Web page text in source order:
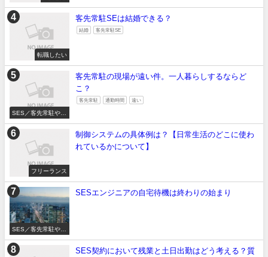
転職したい
客先常駐SEは結婚できる？
結婚 客先常駐SE
SES／客先常駐やめ
客先常駐の現場が遠い件。一人暮らしするならど
こ？
客先常駐 通勤時間 遠い
フリーランス
制御システムの具体例は？【日常生活のどこに使わ
れているかについて】
SES／客先常駐やめ
SESエンジニアの自宅待機は終わりの始まり
SES契約において残業と土日出勤はどう考える？質